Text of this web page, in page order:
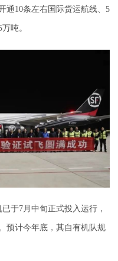
通10条左右国际货运航线、5
吨。
于7月中旬正式投入运行，
预计今年底，其自有机队规